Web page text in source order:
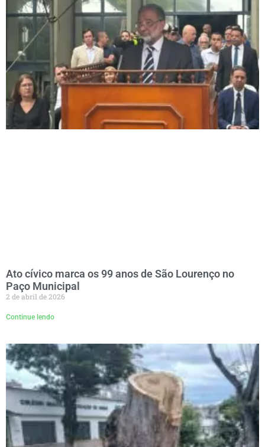
Ato cívico marca os 99 anos de São Lourenço no
Paço Municipal
2 de abril de 2026
Continue lendo